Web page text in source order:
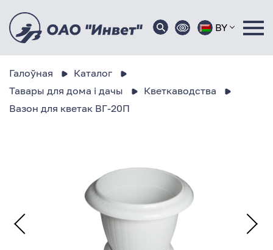
BY
Галоўная
Каталог
Тавары для дома і дачы
Кветкаводства
Вазон для кветак ВГ-20П